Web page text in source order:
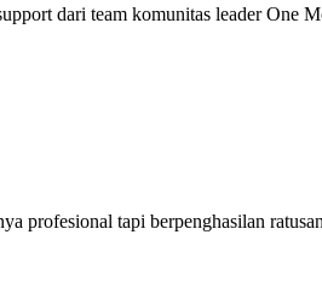
dari team komunitas leader
profesional tapi berpenghasilan